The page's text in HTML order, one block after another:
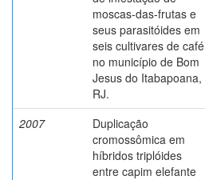
moscas-das-frutas e
seus parasitóides em
seis cultivares de café
no município de Bom
Jesus do Itabapoana,
RJ.
2007
Duplicação
cromossômica em
híbridos triplóides
entre capim elefante